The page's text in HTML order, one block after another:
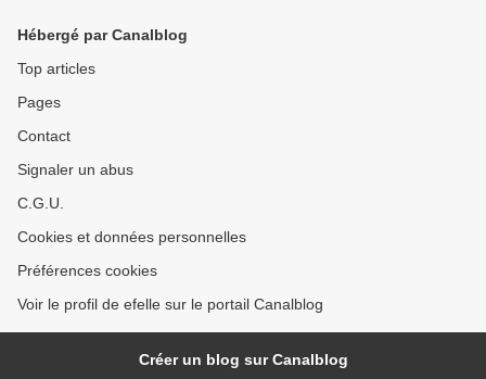
Hébergé par Canalblog
Top articles
Pages
Contact
Signaler un abus
C.G.U.
Cookies et données personnelles
Préférences cookies
Voir le profil de efelle sur le portail Canalblog
Créer un blog sur Canalblog